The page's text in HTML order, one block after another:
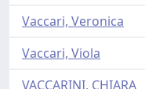
Vaccari, Veronica
Vaccari, Viola
VACCARINI, CHIARA